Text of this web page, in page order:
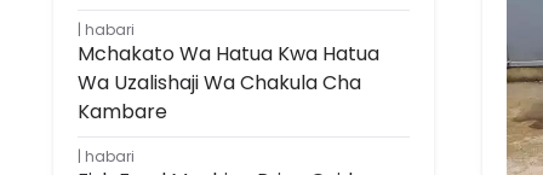
habari
Mchakato Wa Hatua Kwa Hatua
Wa Uzalishaji Wa Chakula Cha
Kambare
habari